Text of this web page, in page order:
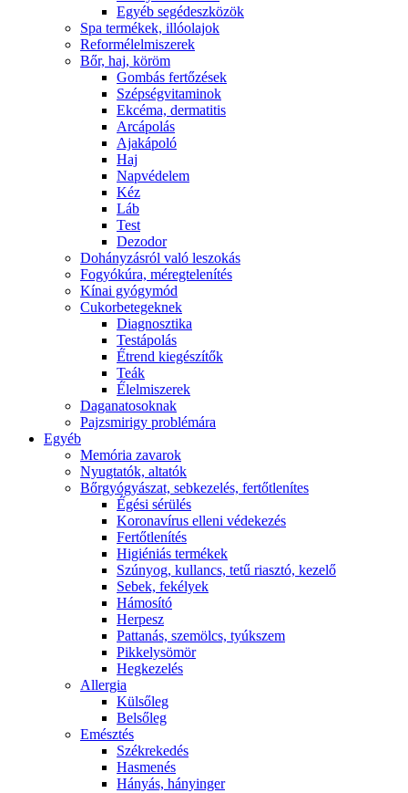
Egyéb segédeszközök
Spa termékek, illóolajok
Reformélelmiszerek
Bőr, haj, köröm
Gombás fertőzések
Szépségvitaminok
Ekcéma, dermatitis
Arcápolás
Ajakápoló
Haj
Napvédelem
Kéz
Láb
Test
Dezodor
Dohányzásról való leszokás
Fogyókúra, méregtelenítés
Kínai gyógymód
Cukorbetegeknek
Diagnosztika
Testápolás
É́trend kiegészítők
Teák
É́lelmiszerek
Daganatosoknak
Pajzsmirigy problémára
Egyéb
Memória zavarok
Nyugtatók, altatók
Bőrgyógyászat, sebkezelés, fertőtlenítes
É́gési sérülés
Koronavírus elleni védekezés
Fertőtlenítés
Higiéniás termékek
Szúnyog, kullancs, tetű riasztó, kezelő
Sebek, fekélyek
Hámosító
Herpesz
Pattanás, szemölcs, tyúkszem
Pikkelysömör
Hegkezelés
Allergia
Külsőleg
Belsőleg
Emésztés
Székrekedés
Hasmenés
Hányás, hányinger